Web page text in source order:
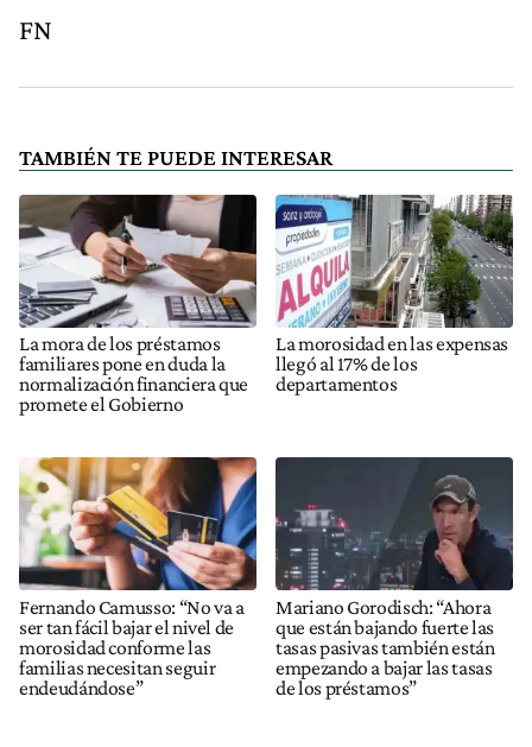
FN
TAMBIÉN TE PUEDE INTERESAR
La mora de los préstamos
familiares pone en duda la
normalización financiera que
promete el Gobierno
La morosidad en las expensas
llegó al 17% de los
departamentos
Fernando Camusso: “No va a
ser tan fácil bajar el nivel de
morosidad conforme las
familias necesitan seguir
endeudándose”
Mariano Gorodisch: “Ahora
que están bajando fuerte las
tasas pasivas también están
empezando a bajar las tasas
de los préstamos”